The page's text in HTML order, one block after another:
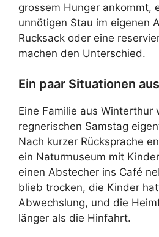
grossem Hunger ankommt,
unnötigen Stau im eigenen
Rucksack oder eine
machen den Unterschied.
Ein paar Situationen
Eine Familie aus Winterthur
regnerischen Samstag
Nach kurzer Rücksprache
ein Naturmuseum mit
einen Abstecher ins Café
blieb trocken, die Kinder
Abwechslung, und die
länger als die Hinfahrt.